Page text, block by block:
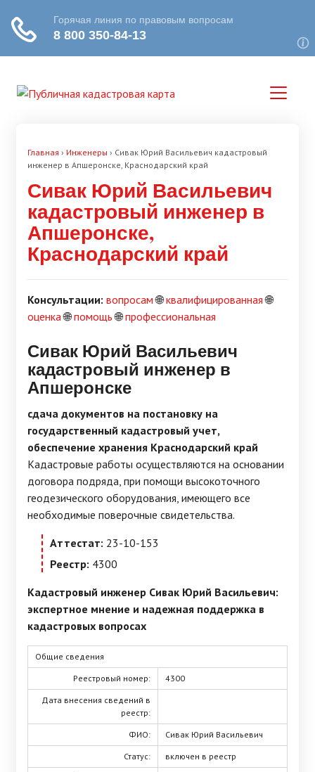
Главная › Инженеры › Сивак Юрий Васильевич кадастровый
инженер в Апшеронске, Краснодарский край
Сивак Юрий Васильевич
кадастровый инженер в
Апшеронске,
Краснодарский край
Консультации: вопросам🌐квалифицированная🌐
оценка🌐помощь🌐профессиональная
Сивак Юрий Васильевич
кадастровый инженер в
Апшеронске
сдача документов на постановку на
государственный кадастровый учет,
обеспечение хранения Краснодарский край
Кадастровые работы осуществляются на основании
договора подряда, при помощи высокоточного
геодезического оборудования, имеющего все
необходимые поверочные свидетельства.
Аттестат: 23-10-153
Реестр: 4300
Кадастровый инженер Сивак Юрий Васильевич:
экспертное мнение и надежная поддержка в
кадастровых вопросах
Общие сведения
Реестровый номер: 4300
Дата внесения сведений в
реестр:
ФИО: Сивак Юрий Васильевич
Статус: включен в реестр